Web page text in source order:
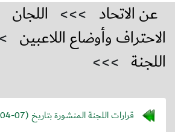
عن الاتحاد >>> اللجان
الاحتراف وأوضاع اللاعبين
اللجنة >>>
قرارات اللجنة المنشورة بتاريخ (07